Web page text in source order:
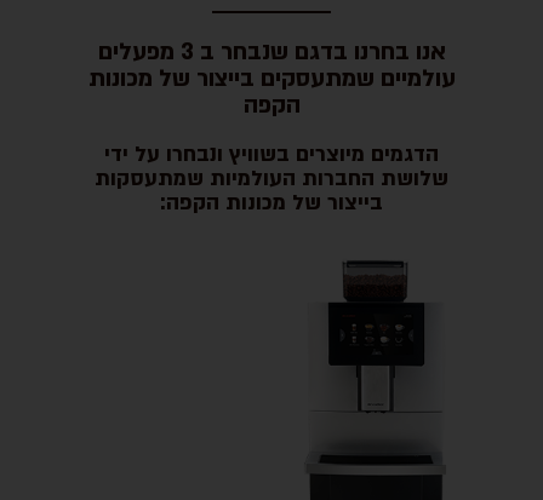
אנו בחרנו בדגם שנבחר ב 3 מפעלים
עולמיים שמתעסקים בייצור של מכונות
הקפה
הדגמים מיוצרים בשוויץ ונבחרו על ידי
שלושת החברות העולמיות שמתעסקות
בייצור של מכונות הקפה: